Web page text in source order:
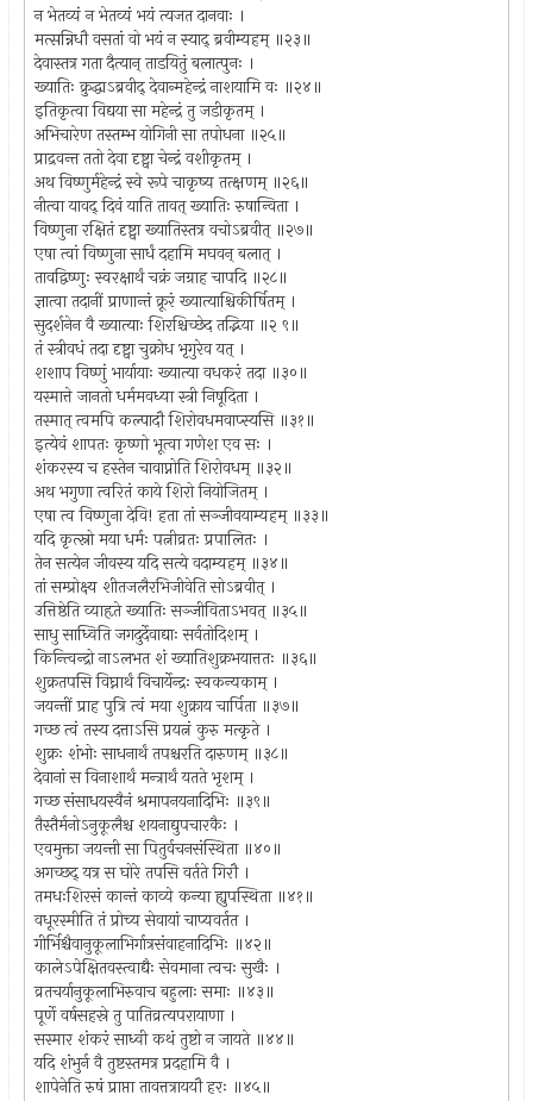
न भेतव्यं न भेतव्यं भयं त्यजत दानवाः ।
मत्सन्निधौ वसतां वो भयं न स्याद् ब्रवीम्यहम् ॥२३॥
देवास्तत्र गता दैत्यान् ताडयितुं बलात्पुनः ।
ख्यातिः क्रुद्धाऽब्रवीद् देवान्महेन्द्रं नाशयामि वः ॥२४॥
इतिकृत्वा विद्यया सा महेन्द्रं तु जडीकृतम् ।
अभिचारेण तस्तम्भ योगिनी सा तपोधना ॥२५॥
प्राद्रवन्त ततो देवा दृष्ट्वा चेन्द्रं वशीकृतम् ।
अथ विष्णुर्महेन्द्रं स्वे रूपे चाकृष्य तत्क्षणम् ॥२६॥
नीत्वा यावद् दिवं याति तावत् ख्यातिः रुषान्विता ।
विष्णुना रक्षितं दृष्ट्वा ख्यातिस्तत्र वचोऽब्रवीत् ॥२७॥
एषा त्वां विष्णुना सार्धं दहामि मघवन् बलात् ।
तावद्विष्णुः स्वरक्षार्थं चक्रं जग्राह चापदि ॥२८॥
ज्ञात्वा तदानीं प्राणान्तं क्रूरं ख्यात्याश्चिकीर्षितम् ।
सुदर्शनेन वै ख्यात्याः शिरश्चिच्छेद तद्भिया ॥२ ९॥
तं स्त्रीवधं तदा दृष्ट्वा चुक्रोध भृगुरेव यत् ।
शशाप विष्णुं भार्यायाः ख्यात्या वधकरं तदा ॥३०॥
यस्मात्ते जानतो धर्ममवध्या स्त्री निषूदिता ।
तस्मात् त्वमपि कल्पादौ शिरोवधमवाप्स्यसि ॥३१॥
इत्येवं शापतः कृष्णो भूत्वा गणेश एव सः ।
शंकरस्य च हस्तेन चावाप्नोति शिरोवधम् ॥३२॥
अथ भगुणा त्वरितं काये शिरो नियोजितम् ।
एषा त्व विष्णुना देवि! हता तां सञ्जीवयाम्यहम् ॥३३॥
यदि कृत्स्नो मया धर्मः पत्नीव्रतः प्रपालितः ।
तेन सत्येन जीवस्य यदि सत्ये वदाम्यहम् ॥३४॥
तां सम्प्रोक्ष्य शीतजलैरभिजीवेति सोऽब्रवीत् ।
उत्तिष्ठेति व्याहृते ख्यातिः सञ्जीविताऽभवत् ॥३५॥
साधु साध्विति जगदुर्देवाद्याः सर्वतोदिशम् ।
किन्त्विन्द्रो नाऽलभत शं ख्यातिशुक्रभयात्ततः ॥३६॥
शुक्रतपसि विघ्नार्थं विचार्येन्द्रः स्वकन्यकाम् ।
जयन्तीं प्राह पुत्रि त्वं मया शुक्राय चार्पिता ॥३७॥
गच्छ त्वं तस्य दत्ताऽसि प्रयत्नं कुरु मत्कृते ।
शुक्रः शंभोः साधनार्थं तपश्चरति दारुणम् ॥३८॥
देवानां स विनाशार्थं मन्त्रार्थं यतते भृशम् ।
गच्छ संसाधयस्वैनं श्रमापनयनादिभिः ॥३९॥
तैस्तैर्मनोऽनुकूलैश्च शयनाद्युपचारकैः ।
एवमुक्ता जयन्ती सा पितुर्वचनसंस्थिता ॥४०॥
अगच्छद् यत्र स घोरे तपसि वर्तते गिरौ ।
तमधःशिरसं कान्तं काव्ये कन्या ह्युपस्थिता ॥४१॥
वधूरस्मीति तं प्रोच्य सेवायां चाप्यवर्तत ।
गीर्भिश्चैवानुकूलाभिर्गात्रसंवाहनादिभिः ॥४२॥
कालेऽपेक्षितवस्त्वाद्यैः सेवमाना त्वचः सुखैः ।
व्रतचर्यानुकूलाभिरुवाच बहुलाः समाः ॥४३॥
पूर्णे वर्षसहस्रे तु पातिव्रत्यपरायाणा ।
सस्मार शंकरं साध्वी कथं तुष्टो न जायते ॥४४॥
यदि शंभुर्न वै तुष्टस्तमत्र प्रदहामि वै ।
शापेनेति रुषं प्राप्ता तावत्तत्राययौ हरः ॥४५॥